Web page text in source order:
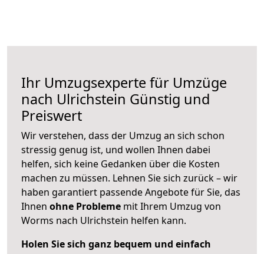
Ihr Umzugsexperte für Umzüge
nach Ulrichstein Günstig und
Preiswert
Wir verstehen, dass der Umzug an sich schon
stressig genug ist, und wollen Ihnen dabei
helfen, sich keine Gedanken über die Kosten
machen zu müssen. Lehnen Sie sich zurück – wir
haben garantiert passende Angebote für Sie, das
Ihnen ohne Probleme mit Ihrem Umzug von
Worms nach Ulrichstein helfen kann.
Holen Sie sich ganz bequem und einfach